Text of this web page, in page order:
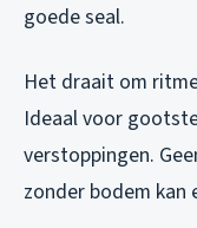
goede seal.
Het draait om
Ideaal voor
verstoppingen.
zonder bodem kan